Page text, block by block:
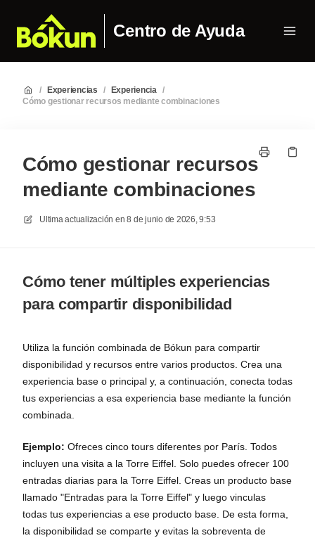
Centro de Ayuda
/ Experiencias / Experiencia /
Cómo gestionar recursos mediante combinaciones
Cómo gestionar recursos
mediante combinaciones
Ultima actualización en 8 de junio de 2026, 9:53
Cómo tener múltiples experiencias
para compartir disponibilidad
Utiliza la función combinada de Bókun para compartir
disponibilidad y recursos entre varios productos. Crea una
experiencia base o principal y, a continuación, conecta todas
tus experiencias a esa experiencia base mediante la función
combinada.
Ejemplo: Ofreces cinco tours diferentes por París. Todos
incluyen una visita a la Torre Eiffel. Solo puedes ofrecer 100
entradas diarias para la Torre Eiffel. Creas un producto base
llamado "Entradas para la Torre Eiffel" y luego vinculas
todas tus experiencias a ese producto base. De esta forma,
la disponibilidad se comparte y evitas la sobreventa de